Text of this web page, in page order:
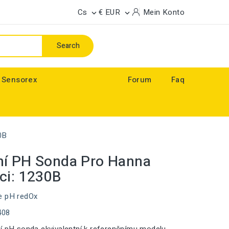
Cs € EUR  Mein Konto
Search
Forum Faq
PH Sonda Pro Hanna
1230B
pH redOx